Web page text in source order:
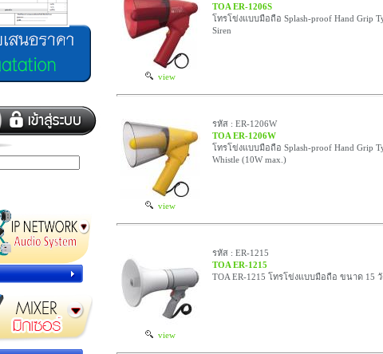
view
TOA ER-1206S
โทรโข่งแบบมือถือ Splash-proof Hand Grip
Siren
view
รหัส : ER-1206W
TOA ER-1206W
โทรโข่งแบบมือถือ Splash-proof Hand Grip
Whistle (10W max.)
view
รหัส : ER-1215
TOA ER-1215
TOA ER-1215 โทรโข่งแบบมือถือ ขนาด 15